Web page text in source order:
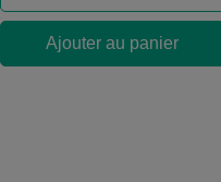
Ajouter au panier